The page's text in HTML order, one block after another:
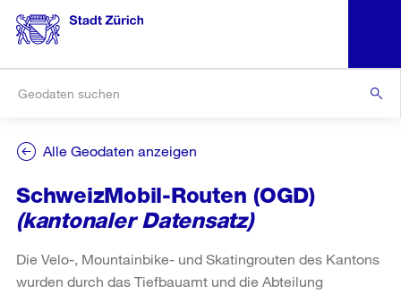
Alle Geodaten anzeigen
SchweizMobil-Routen (OGD)
(kantonaler Datensatz)
Die Velo-, Mountainbike- und Skatingrouten des Kantons
wurden durch das Tiefbauamt und die Abteilung